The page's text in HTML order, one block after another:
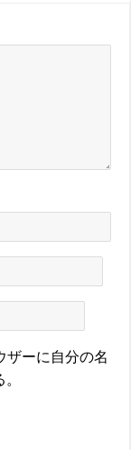
ザーに自分の名